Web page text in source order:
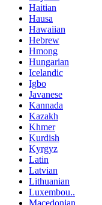
Haitian
Hausa
Hawaiian
Hebrew
Hmong
Hungarian
Icelandic
Igbo
Javanese
Kannada
Kazakh
Khmer
Kurdish
Kyrgyz
Latin
Latvian
Lithuanian
Luxembou..
Macedonian